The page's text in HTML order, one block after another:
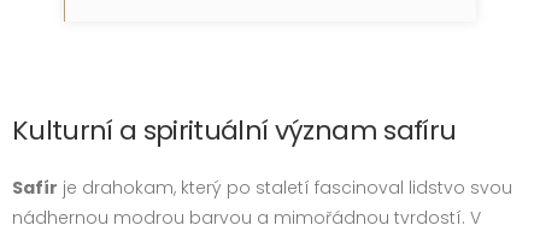
Kulturní a spirituální význam safíru
Safír je drahokam, který po staletí fascinoval lidstvo svou
nádhernou modrou barvou a mimořádnou tvrdostí. V